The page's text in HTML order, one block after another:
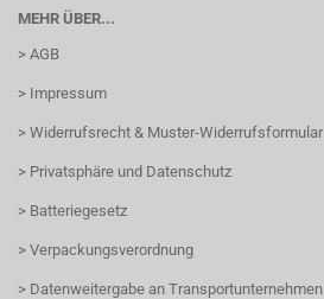
MEHR ÜBER...
> AGB
> Impressum
> Widerrufsrecht & Muster-Widerrufsformular
> Privatsphäre und Datenschutz
> Batteriegesetz
> Verpackungsverordnung
> Datenweitergabe an Transportunternehmen